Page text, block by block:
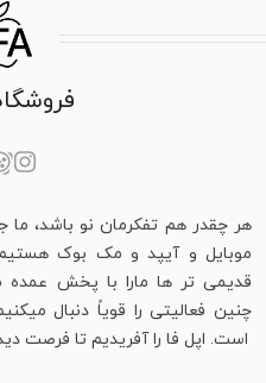
هر چقدر هم تفکرمان نو باشد، ما
موبایل و آیپد و مک بوک هستیم
قدیمی تر ها مارا با پخش عمده
چنین فعالیتی را قویاً دنبال
است. اپل فا را آفریدیم تا فرصت